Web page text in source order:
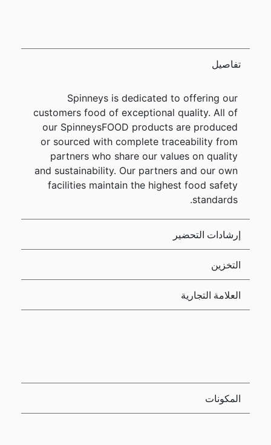
تفاصيل
Spinneys is dedicated to offering our
customers food of exceptional quality. All of
our SpinneysFOOD products are produced
or sourced with complete traceability from
partners who share our values on quality
and sustainability. Our partners and our own
facilities maintain the highest food safety
standards.
إرشادات التحضير
التخزين
العلامة التجارية
المكونات